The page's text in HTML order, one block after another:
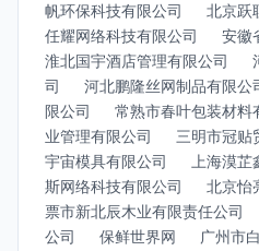
帆环保科技有限公司
北京跃
任耀网络科技有限公司
安徽
淮北国宇酒店管理有限公司
司
河北鹏隆丝网制品有限公
限公司
常熟市春叶包装材料
业管理有限公司
三明市冠贴
宇宙模具有限公司
上海漠
斯网络科技有限公司
北京怡
票市新北辰木业有限责任公司
公司
保鲜世界网
广州市